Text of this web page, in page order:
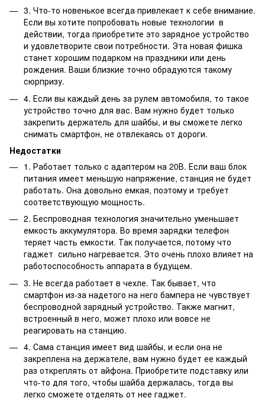
3. Что-то новенькое всегда привлекает к себе внимание.
Если вы хотите попробовать новые технологии в
действии, тогда приобретите это зарядное устройство
и удовлетворите свои потребности. Эта новая фишка
станет хорошим подарком на праздники или день
рождения. Ваши близкие точно обрадуются такому
сюрпризу.
4. Если вы каждый день за рулем автомобиля, то такое
устройство точно для вас. Вам нужно будет только
закрепить держатель для шайбы, и вы сможете легко
снимать смартфон, не отвлекаясь от дороги.
Недостатки
1. Работает только с адаптером на 20В. Если ваш блок
питания имеет меньшую напряжение, станция не будет
работать. Она довольно емкая, поэтому и требует
соответствующую мощность.
2. Беспроводная технология значительно уменьшает
емкость аккумулятора. Во время зарядки телефон
теряет часть емкости. Так получается, потому что
гаджет сильно нагревается. Это очень плохо влияет на
работоспособность аппарата в будущем.
3. Не всегда работает в чехле. Так бывает, что
смартфон из-за надетого на него бампера не чувствует
беспроводной зарядный устройство. Также магнит,
встроенный в него, может плохо или вовсе не
реагировать на станцию.
4. Сама станция имеет вид шайбы, и если она не
закреплена на держателе, вам нужно будет ее каждый
раз откреплять от айфона. Приобретите подставку или
что-то для того, чтобы шайба держалась, тогда вы
легко сможете отделять от нее гаджет.